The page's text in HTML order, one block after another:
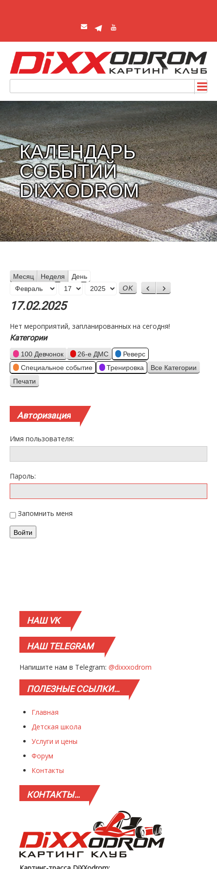
КАЛЕНДАРЬ
СОБЫТИЙ
DIXXODROM
Месяц Неделя День
Месяц
День
Год
Назад
Вперед
17.02.2025
Нет мероприятий, запланированных на сегодня!
Категории
100 Девчонок 26-е ДМС
Реверс
Специальное событие
Тренировка Все Категории
Просмотр
Печати
Авторизация
Имя пользователя:
Пароль:
Запомнить меня
Войти
НАШVK
НАШTELEGRAM
Напишите нам в Telegram: @dixxxodrom
ПОЛЕЗНЫЕССЫЛКИ…
Главная
Детская школа
Услуги и цены
Форум
Контакты
КОНТАКТЫ…